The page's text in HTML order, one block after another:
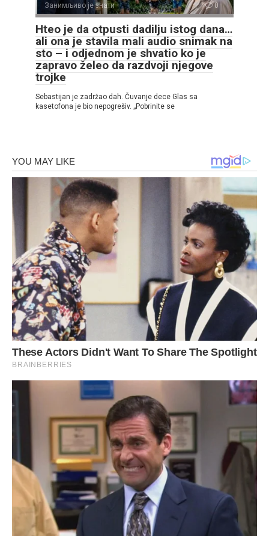
Занимљиво је знати 0
Hteo je da otpusti dadilju istog dana…
ali ona je stavila mali audio snimak na
sto – i odjednom je shvatio ko je
zapravo želeo da razdvoji njegove
trojke
Sebastijan je zadržao dah. Čuvanje dece Glas sa
kasetofona je bio nepogrešiv. „Pobrinite se